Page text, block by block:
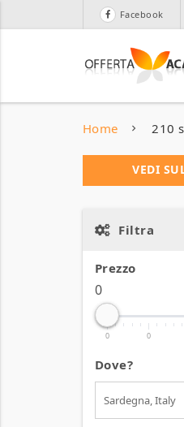
Facebook
Home 210
VEDI
Filtra
Prezzo
0
0 0
Dove?